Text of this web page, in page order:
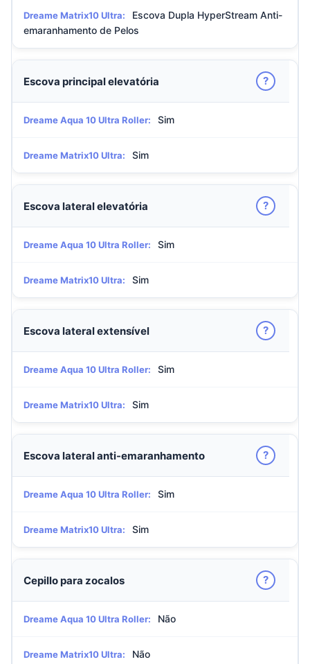
Dreame Matrix10 Ultra:
Escova Dupla HyperStream Anti-
emaranhamento de Pelos
Escova principal elevatória ?
Dreame Aqua 10 Ultra Roller: Sim
Dreame Matrix10 Ultra: Sim
Escova lateral elevatória ?
Dreame Aqua 10 Ultra Roller: Sim
Dreame Matrix10 Ultra: Sim
Escova lateral extensível ?
Dreame Aqua 10 Ultra Roller: Sim
Dreame Matrix10 Ultra: Sim
Escova lateral anti-emaranhamento ?
Dreame Aqua 10 Ultra Roller: Sim
Dreame Matrix10 Ultra: Sim
Cepillo para zocalos ?
Dreame Aqua 10 Ultra Roller: Não
Dreame Matrix10 Ultra: Não